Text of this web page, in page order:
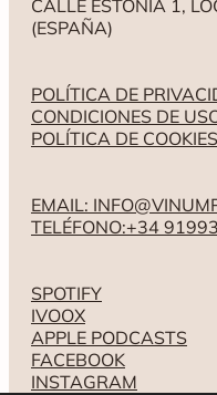
CALLE ESTONIA 1,
(ESPAÑA)
POLÍTICA DE
CONDICIONES DE
POLÍTICA DE COOKIES
EMAIL:
TELÉFONO:+34
SPOTIFY
IVOOX
APPLE PODCASTS
FACEBOOK
INSTAGRAM